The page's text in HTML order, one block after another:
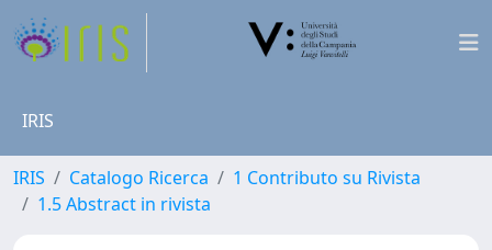
IRIS
IRIS Catalogo Ricerca
1 Contributo su Rivista
1.5 Abstract in rivista